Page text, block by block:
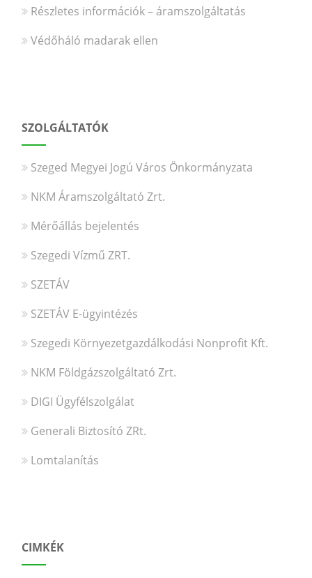
Részletes információk – áramszolgáltatás
Védőháló madarak ellen
SZOLGÁLTATÓK
Szeged Megyei Jogú Város Önkormányzata
NKM Áramszolgáltató Zrt.
Mérőállás bejelentés
Szegedi Vízmű ZRT.
SZETÁV
SZETÁV E-ügyintézés
Szegedi Környezetgazdálkodási Nonprofit Kft.
NKM Földgázszolgáltató Zrt.
DIGI Ügyfélszolgálat
Generali Biztosító ZRt.
Lomtalanítás
CIMKÉK